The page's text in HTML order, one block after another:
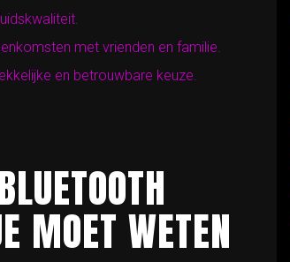
met vrienden en familie.
en betrouwbare keuze.
MOET WETEN